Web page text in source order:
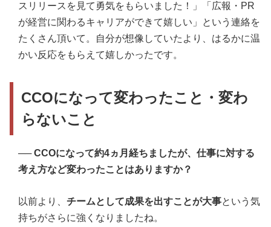
スリリースを見て勇気をもらいました！」「広報・PR
が経営に関わるキャリアができて嬉しい」という連絡を
たくさん頂いて。自分が想像していたより、はるかに温
かい反応をもらえて嬉しかったです。
CCOになって変わったこと・変わ
らないこと
──CCOになって約4ヵ月経ちましたが、仕事に対する
考え方など変わったことはありますか？
以前より、 チームとして成果を出すことが大事という気
持ちがさらに強くなりましたね。